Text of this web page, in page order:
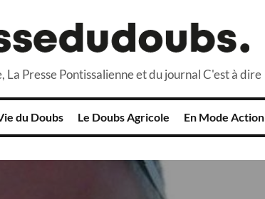
La Presse Pontissalienne et du journal C'est à dire
du Doubs Le Doubs Agricole En Mode Action